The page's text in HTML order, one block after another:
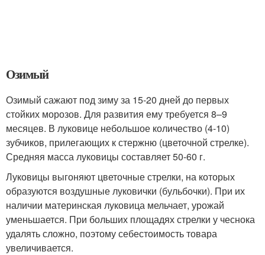
Озимый
Озимый сажают под зиму за 15-20 дней до первых
стойких морозов. Для развития ему требуется 8–9
месяцев. В луковице небольшое количество (4-10)
зубчиков, прилегающих к стержню (цветочной стрелке).
Средняя масса луковицы составляет 50-60 г.
Луковицы выгоняют цветочные стрелки, на которых
образуются воздушные луковички (бульбочки). При их
наличии материнская луковица мельчает, урожай
уменьшается. При больших площадях стрелки у чеснока
удалять сложно, поэтому себестоимость товара
увеличивается.